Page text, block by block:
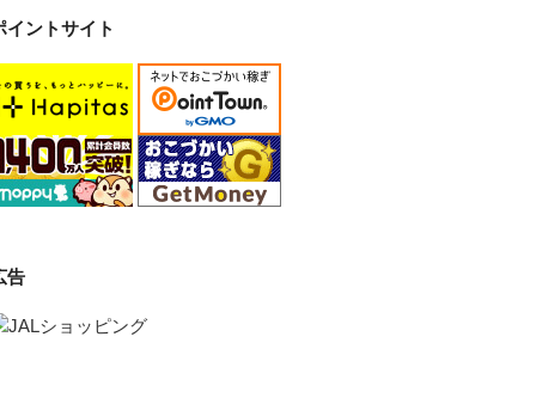
イントサイト
告